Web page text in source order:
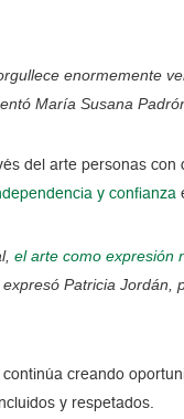
enormemente
María Susana
del arte personas
y confianza
el arte como expresión
Patricia Jordán,
continúa creando
y respetados.